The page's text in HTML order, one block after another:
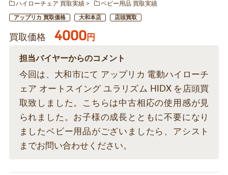
ハイローチェア 買取実績
ベビー用品 買取実績
アップリカ 買取価格 大和本店 店頭買取
買取価格 4000円
担当バイヤーからのコメント
今回は、大和市にて アップリカ 電動ハイローチ
ェア オートスイング ユラリズム HIDX を店頭買
取致しました。こちらは中古相応の使用感が見
られました。お子様の成長とともに不要になり
ましたベビー用品がございましたら、アシスト
までお問い合わせください。